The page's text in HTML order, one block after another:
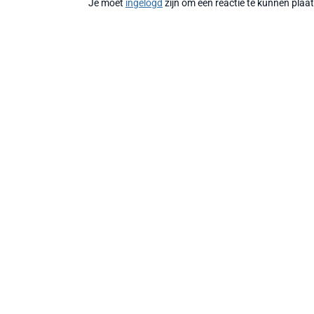
Je moet ingelogd zijn om een reactie te kunnen